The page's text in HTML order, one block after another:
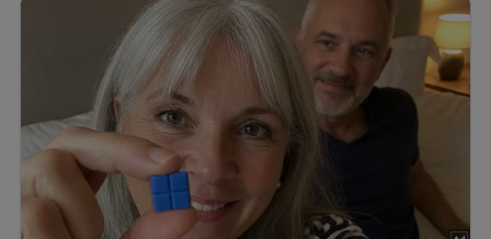
3/8 Liter Wasser
3/8 Liter Essig
1 Teelöffel Salz
1/2 Teelöffel Zucker
1 kleines Lorbeerblatt
3 Wacholderbeeren
3 Gewürzkörner (Piment)
1 kleine Zwiebel